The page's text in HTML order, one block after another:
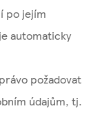
po jejím
automaticky
požadovat
údajům, tj.